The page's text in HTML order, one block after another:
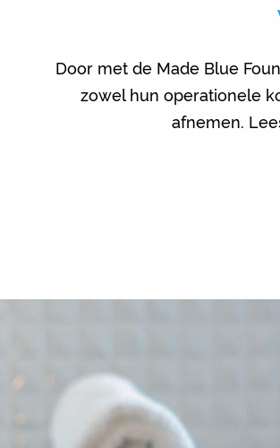
Door met de Made Blue
zowel hun operationele
afnemen.